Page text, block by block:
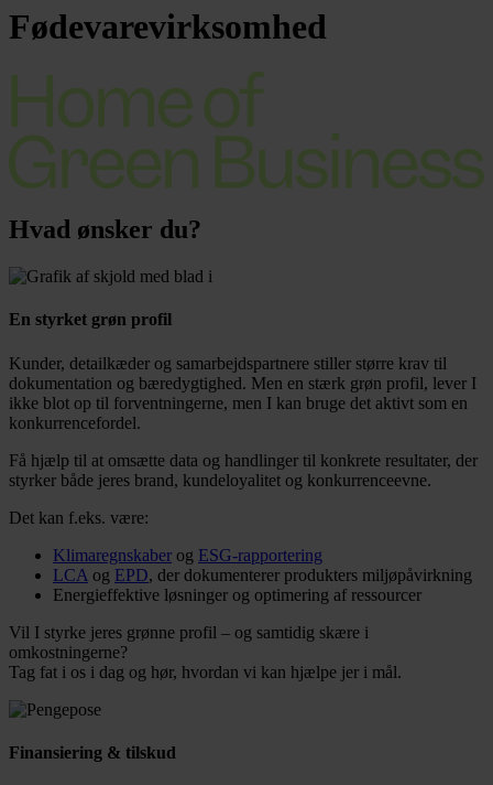
Fødevarevirksomhed
Hvad ønsker du?
En styrket grøn profil
Kunder, detailkæder og samarbejdspartnere stiller større krav til
dokumentation og bæredygtighed. Men en stærk grøn profil, lever I
ikke blot op til forventningerne, men I kan bruge det aktivt som en
konkurrencefordel.
Få hjælp til at omsætte data og handlinger til konkrete resultater, der
styrker både jeres brand, kundeloyalitet og konkurrenceevne.
Det kan f.eks. være:
Klimaregnskaber og ESG-rapportering
LCA og EPD, der dokumenterer produkters miljøpåvirkning
Energieffektive løsninger og optimering af ressourcer
Vil I styrke jeres grønne profil – og samtidig skære i
omkostningerne?
Tag fat i os i dag og hør, hvordan vi kan hjælpe jer i mål.
Finansiering & tilskud